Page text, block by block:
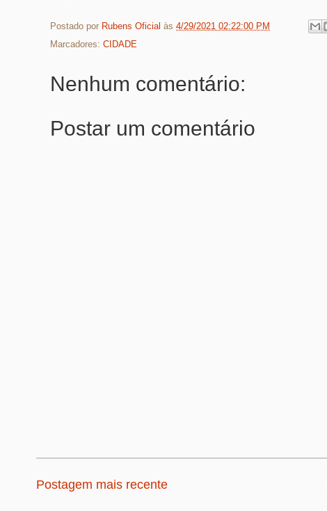
Postado por Rubens Oficial às 4/29/2021 02:22:00 PM
Marcadores: CIDADE
Nenhum comentário:
Postar um comentário
Postagem mais recente